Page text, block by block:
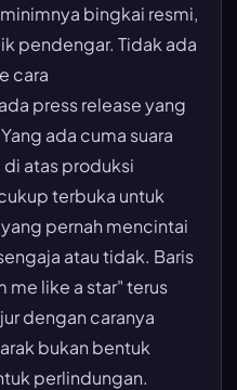
bingkai resmi,
pendengar. Tidak ada
cara
press release yang
ada cuma suara
atas produksi
terbuka untuk
pernah mencintai
atau tidak. Baris
me like a star" terus
dengan caranya
bukan bentuk
perlindungan.